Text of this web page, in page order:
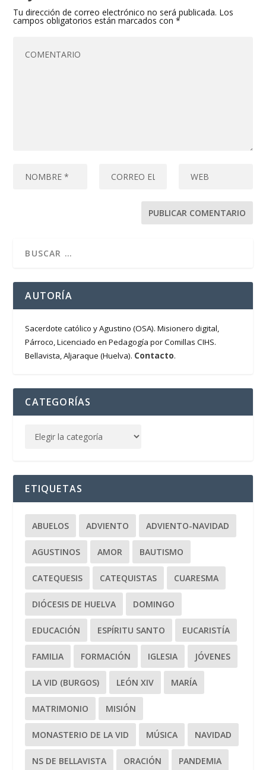
Tu dirección de correo electrónico no será publicada. Los
campos obligatorios están marcados con*
AUTORÍA
Sacerdote católico y Agustino (OSA). Misionero digital,
Párroco, Licenciado en Pedagogía por Comillas CIHS.
Bellavista, Aljaraque (Huelva). Contacto.
CATEGORÍAS
ETIQUETAS
ABUELOS ADVIENTO ADVIENTO-NAVIDAD
AGUSTINOS AMOR BAUTISMO
CATEQUESIS CATEQUISTAS CUARESMA
DIÓCESIS DE HUELVA DOMINGO
EDUCACIÓN ESPÍRITU SANTO EUCARISTÍA
FAMILIA FORMACIÓN IGLESIA JÓVENES
LA VID (BURGOS) LEÓN XIV MARÍA
MATRIMONIO MISIÓN
MONASTERIO DE LA VID MÚSICA NAVIDAD
NS DE BELLAVISTA ORACIÓN PANDEMIA